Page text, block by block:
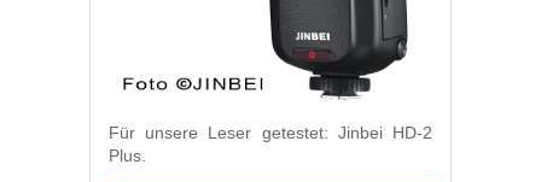
Für unsere Leser getestet: Jinbei HD-2
Plus.